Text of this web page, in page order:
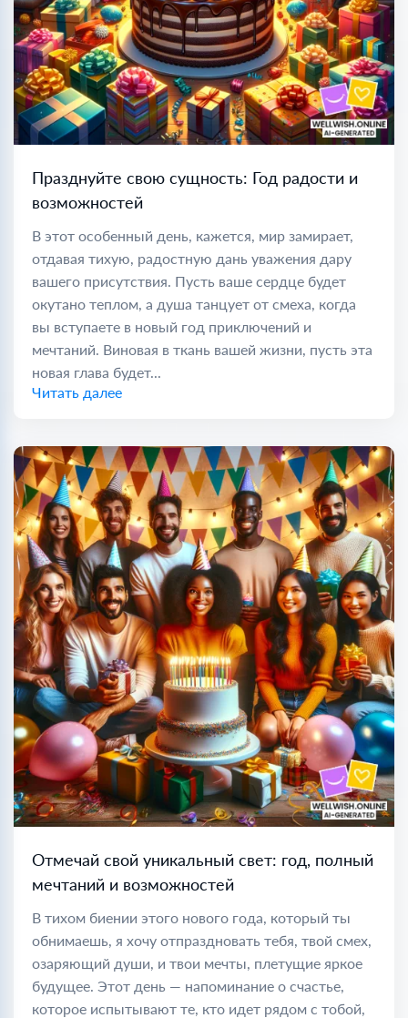
Празднуйте свою сущность: Год радости и
возможностей
В этот особенный день, кажется, мир замирает,
отдавая тихую, радостную дань уважения дару
вашего присутствия. Пусть ваше сердце будет
окутано теплом, а душа танцует от смеха, когда
вы вступаете в новый год приключений и
мечтаний. Виновая в ткань вашей жизни, пусть эта
новая глава будет...
Читать далее
Отмечай свой уникальный свет: год, полный
мечтаний и возможностей
В тихом биении этого нового года, который ты
обнимаешь, я хочу отпраздновать тебя, твой смех,
озаряющий души, и твои мечты, плетущие яркое
будущее. Этот день — напоминание о счастье,
которое испытывают те, кто идет рядом с тобой,